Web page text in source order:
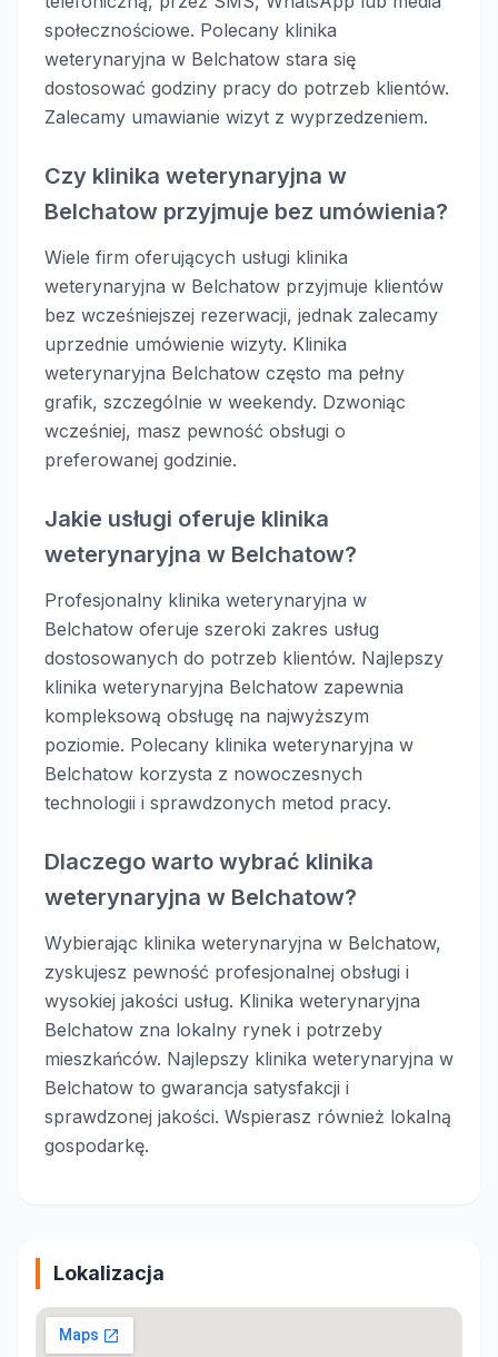
społecznościowe. Polecany klinika
weterynaryjna w Belchatow stara się
dostosować godziny pracy do potrzeb klientów.
Zalecamy umawianie wizyt z wyprzedzeniem.
Czy klinika weterynaryjna w
Belchatow przyjmuje bez umówienia?
Wiele firm oferujących usługi klinika
weterynaryjna w Belchatow przyjmuje klientów
bez wcześniejszej rezerwacji, jednak zalecamy
uprzednie umówienie wizyty. Klinika
weterynaryjna Belchatow często ma pełny
grafik, szczególnie w weekendy. Dzwoniąc
wcześniej, masz pewność obsługi o
preferowanej godzinie.
Jakie usługi oferuje klinika
weterynaryjna w Belchatow?
Profesjonalny klinika weterynaryjna w
Belchatow oferuje szeroki zakres usług
dostosowanych do potrzeb klientów. Najlepszy
klinika weterynaryjna Belchatow zapewnia
kompleksową obsługę na najwyższym
poziomie. Polecany klinika weterynaryjna w
Belchatow korzysta z nowoczesnych
technologii i sprawdzonych metod pracy.
Dlaczego warto wybrać klinika
weterynaryjna w Belchatow?
Wybierając klinika weterynaryjna w Belchatow,
zyskujesz pewność profesjonalnej obsługi i
wysokiej jakości usług. Klinika weterynaryjna
Belchatow zna lokalny rynek i potrzeby
mieszkańców. Najlepszy klinika weterynaryjna w
Belchatow to gwarancja satysfakcji i
sprawdzonej jakości. Wspierasz również lokalną
gospodarkę.
Lokalizacja